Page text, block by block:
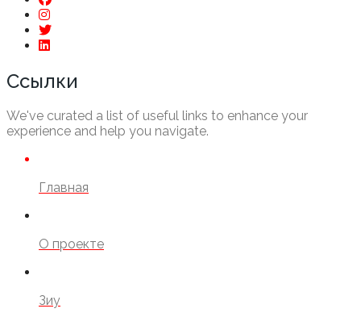
Ссылки
We've curated a list of useful links to enhance your
experience and help you navigate.
Главная
О проекте
Зиу